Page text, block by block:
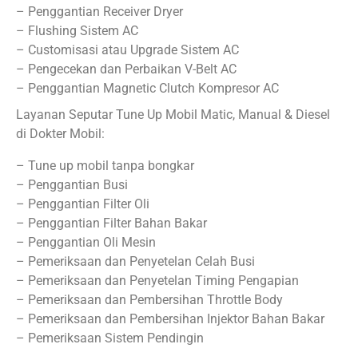
– Penggantian Receiver Dryer
– Flushing Sistem AC
– Customisasi atau Upgrade Sistem AC
– Pengecekan dan Perbaikan V-Belt AC
– Penggantian Magnetic Clutch Kompresor AC
Layanan Seputar Tune Up Mobil Matic, Manual & Diesel
di Dokter Mobil:
– Tune up mobil tanpa bongkar
– Penggantian Busi
– Penggantian Filter Oli
– Penggantian Filter Bahan Bakar
– Penggantian Oli Mesin
– Pemeriksaan dan Penyetelan Celah Busi
– Pemeriksaan dan Penyetelan Timing Pengapian
– Pemeriksaan dan Pembersihan Throttle Body
– Pemeriksaan dan Pembersihan Injektor Bahan Bakar
– Pemeriksaan Sistem Pendingin